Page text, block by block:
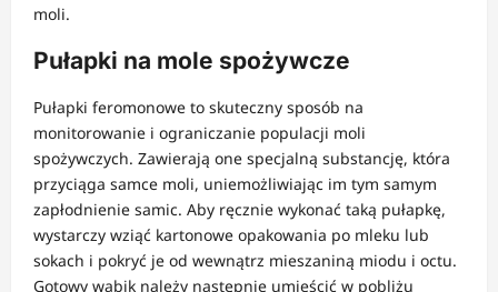
moli.
Pułapki na mole spożywcze
Pułapki feromonowe to skuteczny sposób na
monitorowanie i ograniczanie populacji moli
spożywczych. Zawierają one specjalną substancję, która
przyciąga samce moli, uniemożliwiając im tym samym
zapłodnienie samic. Aby ręcznie wykonać taką pułapkę,
wystarczy wziąć kartonowe opakowania po mleku lub
sokach i pokryć je od wewnątrz mieszaniną miodu i octu.
Gotowy wabik należy następnie umieścić w pobliżu